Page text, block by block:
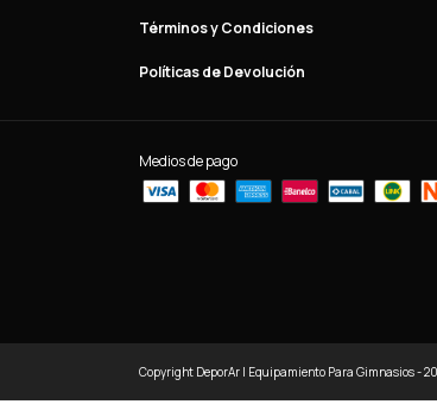
Términos y Condiciones
Políticas de Devolución
Medios de pago
Copyright DeporAr | Equipamiento Para Gimnasios -